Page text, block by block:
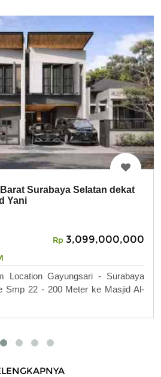
Surabaya Selatan dekat
Yani
Rp 3,099,000,000
Location Gayungsari - Surabaya
Smp 22 - 200 Meter ke Masjid Al-